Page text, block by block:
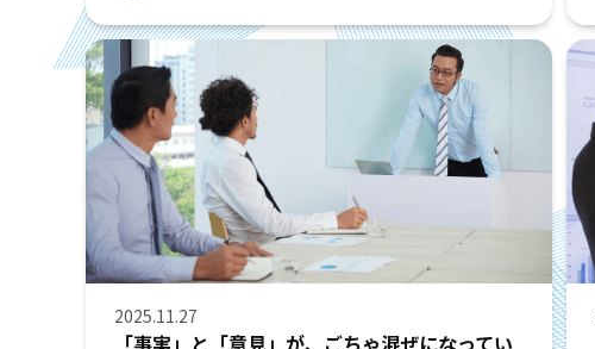
2025.11.27
「事実」と「意見」が、ごちゃ混ぜになってい